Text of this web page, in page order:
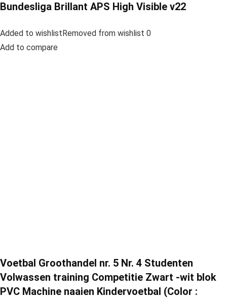
Bundesliga Brillant APS High Visible v22
Added to wishlistRemoved from wishlist 0
Add to compare
Voetbal Groothandel nr. 5 Nr. 4 Studenten
Volwassen training Competitie Zwart -wit blok
PVC Machine naaien Kindervoetbal (Color :